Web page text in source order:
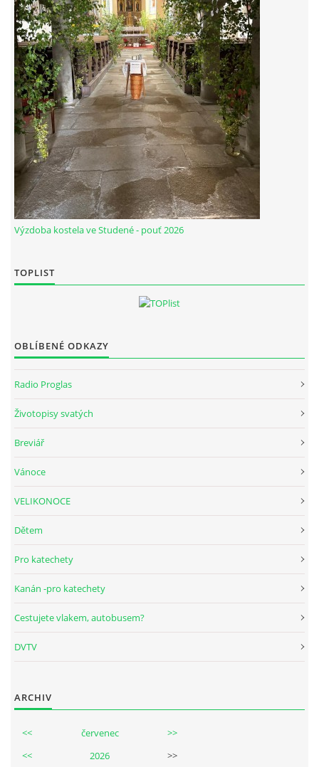
Výzdoba kostela ve Studené - pouť 2026
TOPLIST
OBLÍBENÉ ODKAZY
Radio Proglas
Životopisy svatých
Breviář
Vánoce
VELIKONOCE
Dětem
Pro katechety
Kanán -pro katechety
Cestujete vlakem, autobusem?
DVTV
ARCHIV
<< červenec
>>
<<
2026 >>